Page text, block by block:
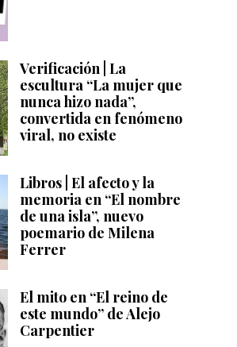
Verificación | La
escultura “La mujer que
nunca hizo nada”,
convertida en fenómeno
viral, no existe
Libros | El afecto y la
memoria en “El nombre
de una isla”, nuevo
poemario de Milena
Ferrer
El mito en “El reino de
este mundo” de Alejo
Carpentier